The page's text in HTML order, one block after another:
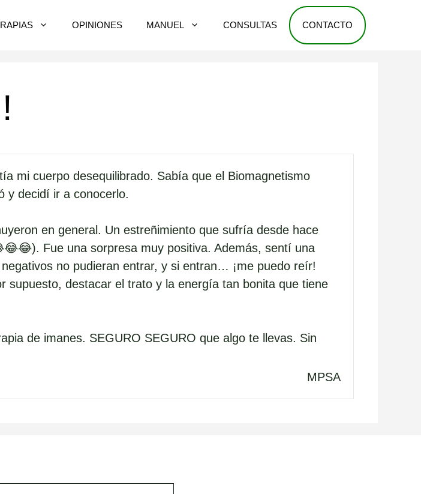
OPINIONES MANUEL CONSULTAS CONTACTO
mi cuerpo desequilibrado. Sabía que el Biomagnetismo
y decidí ir a conocerlo.
en general. Un estreñimiento que sufría desde hace
Fue una sorpresa muy positiva. Además, sentí una
no pudieran entrar, y si entran… ¡me puedo reír!
destacar el trato y la energía tan bonita que tiene
de imanes. SEGURO SEGURO que algo te llevas. Sin
MPSA